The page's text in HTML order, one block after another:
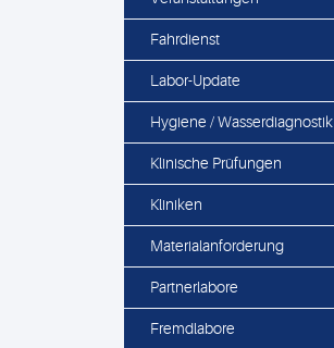
Fahrdienst
Labor-Update
Hygiene / Wasserdiagnostik
Klinische Prüfungen
Kliniken
Materialanforderung
Partnerlabore
Fremdlabore